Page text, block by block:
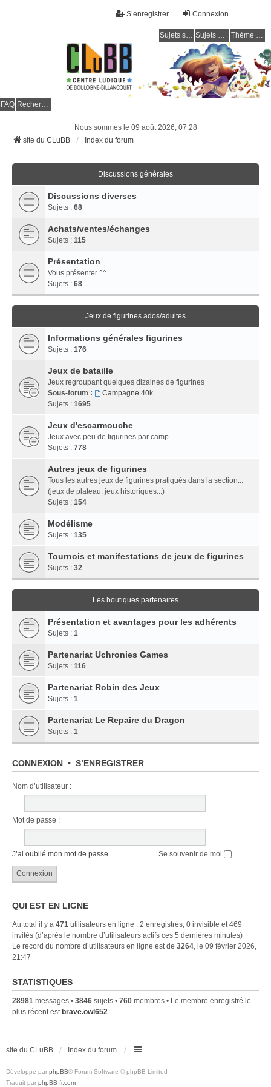
Connexion
S’enregistrer
Sujets sans réponse Sujets actifs Thème clair / foncé
FAQ Rechercher
Nous sommes le 09 août 2026, 07:28
site du CLuBB
Index du forum
Discussions générales
Discussions diverses
Sujets : 68
Achats/ventes/échanges
Sujets : 115
Présentation
Vous présenter ^^
Sujets : 68
Jeux de figurines ados/adultes
Informations générales figurines
Sujets : 176
Jeux de bataille
Jeux regroupant quelques dizaines de figurines
Sous-forum :
Campagne 40k
Sujets : 1695
Jeux d'escarmouche
Jeux avec peu de figurines par camp
Sujets : 778
Autres jeux de figurines
Tous les autres jeux de figurines pratiqués dans la section...
(jeux de plateau, jeux historiques...)
Sujets : 154
Modélisme
Sujets : 135
Tournois et manifestations de jeux de figurines
Sujets : 32
Les boutiques partenaires
Présentation et avantages pour les adhérents
Sujets : 1
Partenariat Uchronies Games
Sujets : 116
Partenariat Robin des Jeux
Sujets : 1
Partenariat Le Repaire du Dragon
Sujets : 1
CONNEXION • S’ENREGISTRER
Nom d’utilisateur :
Mot de passe :
J’ai oublié mon mot de passe Se souvenir de moi
QUI EST EN LIGNE
Au total il y a 471 utilisateurs en ligne : 2 enregistrés, 0 invisible et 469
invités (d’après le nombre d’utilisateurs actifs ces 5 dernières minutes)
Le record du nombre d’utilisateurs en ligne est de 3264, le 09 février 2026,
21:47
STATISTIQUES
28981 messages • 3846 sujets • 760 membres • Le membre enregistré le
plus récent estbrave.owl652.
site du CLuBB Index du forum
Développé par phpBB® Forum Software © phpBB Limited
Traduit par phpBB-fr.com